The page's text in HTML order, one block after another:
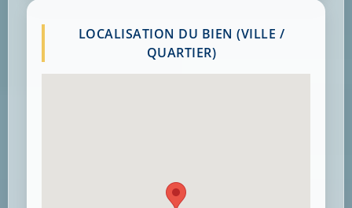
LOCALISATION DU BIEN (VILLE /
QUARTIER)